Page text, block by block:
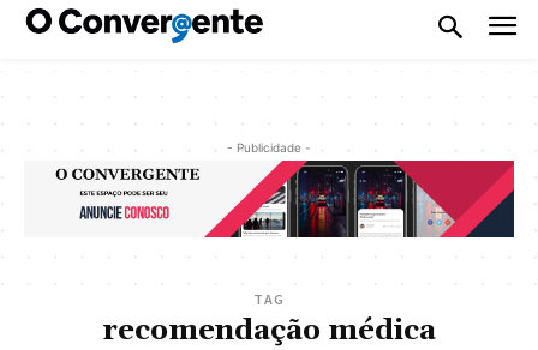
- Publicidade -
TAG
recomendação médica